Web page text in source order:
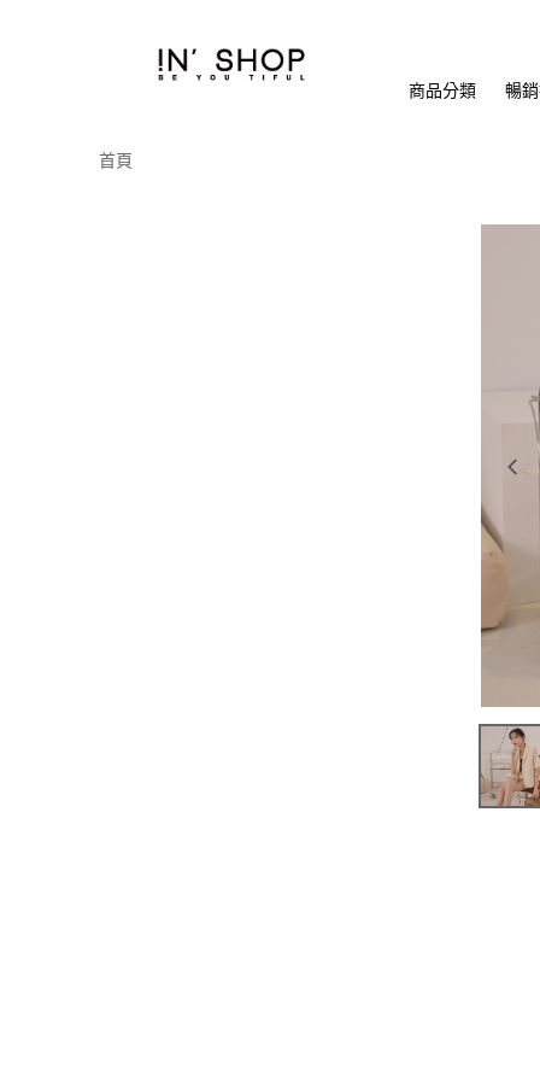
商品分類 暢
首頁